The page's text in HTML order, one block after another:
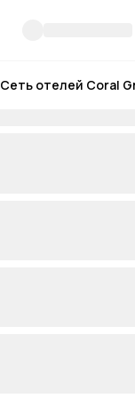
Сеть отелей Coral